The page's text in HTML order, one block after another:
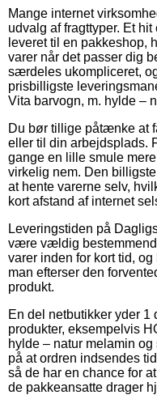
Mange internet
udvalg af fragttyper. Et
leveret til en pakkeshop,
varer når det passer dig
særdeles ukompliceret,
prisbilligste
Vita barvogn, m. hylde –
Du bør tillige påtænke at
eller til din arbejdsplads.
gange en lille smule
virkelig nem. Den
at hente varerne selv,
kort afstand af internet
Leveringstiden på
være vældig
varer inden for kort tid,
man efterser den
produkt.
En del netbutikker yder
produkter, eksempelvis
hylde – natur melamin
på at ordren indsendes
så de har en chance for
de pakkeansatte drager